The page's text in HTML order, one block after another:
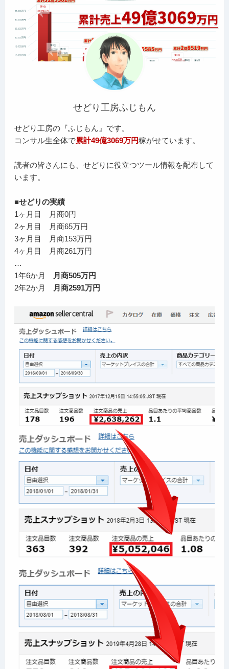
せどり工房ふじもん
せどり工房の『ふじもん』です。
コンサル生全体で累計49億3069万円稼がせています。
読者の皆さんにも、せどりに役立つツール情報を配布して
います。
■せどりの実績
1ヶ月目 月商0円
2ヶ月目 月商65万円
3ヶ月目 月商153万円
4ヶ月目 月商261万円
…
1年6か月
月商505万円
2年2か月
月商2591万円